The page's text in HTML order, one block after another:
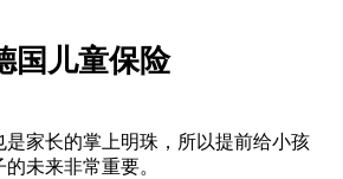
国儿童保险
是家长的掌上明珠，所以提前给小孩
未来非常重要。